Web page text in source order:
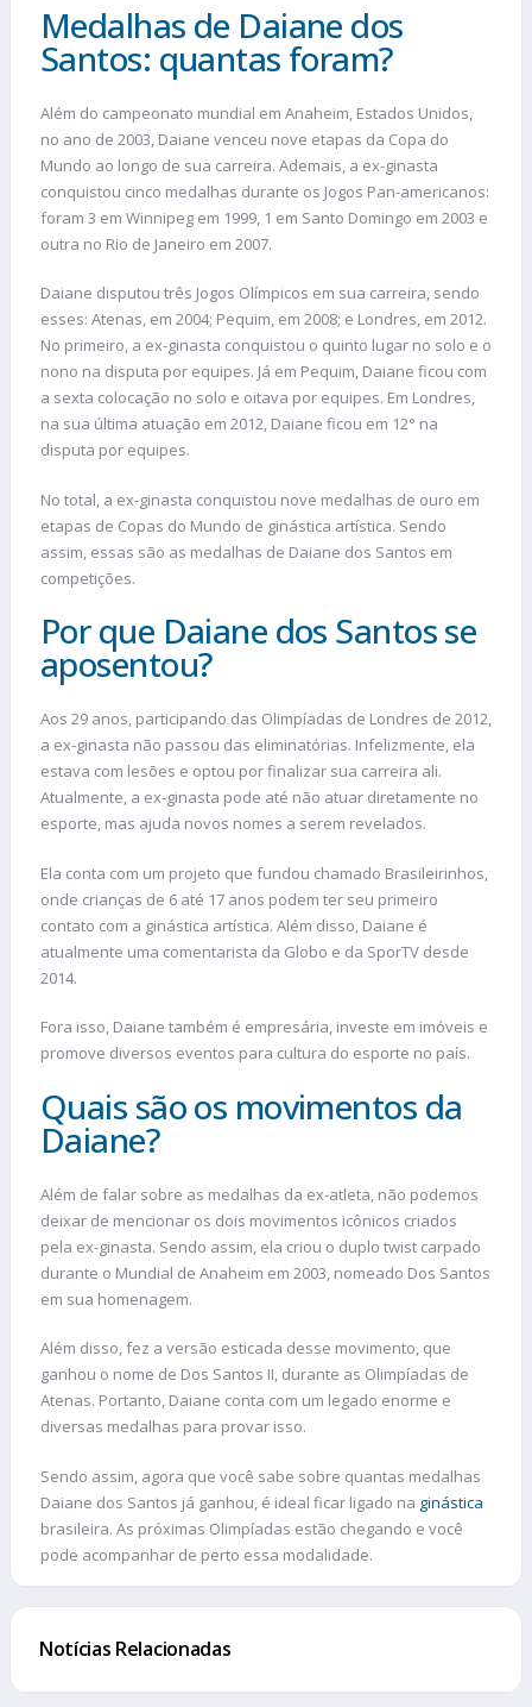
Medalhas de Daiane dos
Santos: quantas foram?
Além do campeonato mundial em Anaheim, Estados Unidos,
no ano de 2003, Daiane venceu nove etapas da Copa do
Mundo ao longo de sua carreira. Ademais, a ex-ginasta
conquistou cinco medalhas durante os Jogos Pan-americanos:
foram 3 em Winnipeg em 1999, 1 em Santo Domingo em 2003 e
outra no Rio de Janeiro em 2007.
Daiane disputou três Jogos Olímpicos em sua carreira, sendo
esses: Atenas, em 2004; Pequim, em 2008; e Londres, em 2012.
No primeiro, a ex-ginasta conquistou o quinto lugar no solo e o
nono na disputa por equipes. Já em Pequim, Daiane ficou com
a sexta colocação no solo e oitava por equipes. Em Londres,
na sua última atuação em 2012, Daiane ficou em 12° na
disputa por equipes.
No total, a ex-ginasta conquistou nove medalhas de ouro em
etapas de Copas do Mundo de ginástica artística. Sendo
assim, essas são as medalhas de Daiane dos Santos em
competições.
Por que Daiane dos Santos se
aposentou?
Aos 29 anos, participando das Olimpíadas de Londres de 2012,
a ex-ginasta não passou das eliminatórias. Infelizmente, ela
estava com lesões e optou por finalizar sua carreira ali.
Atualmente, a ex-ginasta pode até não atuar diretamente no
esporte, mas ajuda novos nomes a serem revelados.
Ela conta com um projeto que fundou chamado Brasileirinhos,
onde crianças de 6 até 17 anos podem ter seu primeiro
contato com a ginástica artística. Além disso, Daiane é
atualmente uma comentarista da Globo e da SporTV desde
2014.
Fora isso, Daiane também é empresária, investe em imóveis e
promove diversos eventos para cultura do esporte no país.
Quais são os movimentos da
Daiane?
Além de falar sobre as medalhas da ex-atleta, não podemos
deixar de mencionar os dois movimentos icônicos criados
pela ex-ginasta. Sendo assim, ela criou o duplo twist carpado
durante o Mundial de Anaheim em 2003, nomeado Dos Santos
em sua homenagem.
Além disso, fez a versão esticada desse movimento, que
ganhou o nome de Dos Santos II, durante as Olimpíadas de
Atenas. Portanto, Daiane conta com um legado enorme e
diversas medalhas para provar isso.
Sendo assim, agora que você sabe sobre quantas medalhas
Daiane dos Santos já ganhou, é ideal ficar ligado na ginástica
brasileira. As próximas Olimpíadas estão chegando e você
pode acompanhar de perto essa modalidade.
Notícias Relacionadas